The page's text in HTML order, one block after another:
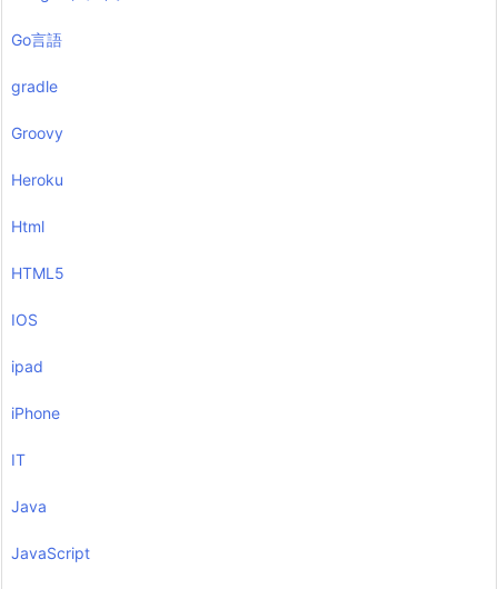
Go言語
gradle
Groovy
Heroku
Html
HTML5
IOS
ipad
iPhone
IT
Java
JavaScript